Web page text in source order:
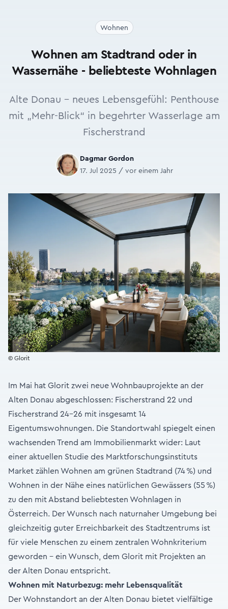
Wohnen
Wohnen am Stadtrand oder in
Wassernähe - beliebteste Wohnlagen
Alte Donau - neues Lebensgefühl: Penthouse
mit „Mehr-Blick“ in begehrter Wasserlage am
Fischerstrand
Dagmar Gordon
17. Jul 2025 / vor einem Jahr
© Glorit
Im Mai hat Glorit zwei neue Wohnbauprojekte an der
Alten Donau abgeschlossen: Fischerstrand 22 und
Fischerstrand 24–26 mit insgesamt 14
Eigentumswohnungen. Die Standortwahl spiegelt einen
wachsenden Trend am Immobilienmarkt wider: Laut
einer aktuellen Studie des Marktforschungsinstituts
Market zählen Wohnen am grünen Stadtrand (74 %) und
Wohnen in der Nähe eines natürlichen Gewässers (55 %)
zu den mit Abstand beliebtesten Wohnlagen in
Österreich. Der Wunsch nach naturnaher Umgebung bei
gleichzeitig guter Erreichbarkeit des Stadtzentrums ist
für viele Menschen zu einem zentralen Wohnkriterium
geworden – ein Wunsch, dem Glorit mit Projekten an
der Alten Donau entspricht.
Wohnen mit Naturbezug: mehr Lebensqualität
Der Wohnstandort an der Alten Donau bietet vielfältige